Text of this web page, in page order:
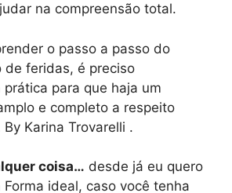
na compreensão total.
o passo a passo do
de feridas, é preciso
para que haja um
e completo a respeito
Karina Trovarelli .
coisa… desde já eu quero
ideal, caso você tenha